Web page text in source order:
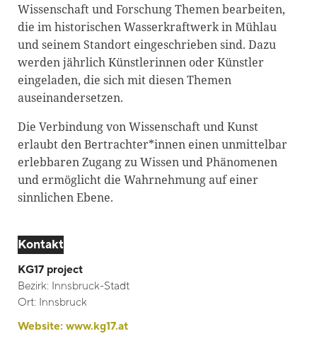
Wissenschaft und Forschung Themen bearbeiten,
die im historischen Wasserkraftwerk in Mühlau
und seinem Standort eingeschrieben sind. Dazu
werden jährlich Künstlerinnen oder Künstler
eingeladen, die sich mit diesen Themen
auseinandersetzen.
Die Verbindung von Wissenschaft und Kunst
erlaubt den Bertrachter*innen einen unmittelbar
erlebbaren Zugang zu Wissen und Phänomenen
und ermöglicht die Wahrnehmung auf einer
sinnlichen Ebene.
Kontakt
KG17 project
Bezirk: Innsbruck-Stadt
Ort: Innsbruck
Website: www.kg17.at
Kontakt
Blackboard
Bibliothek
Glossar
Downloads